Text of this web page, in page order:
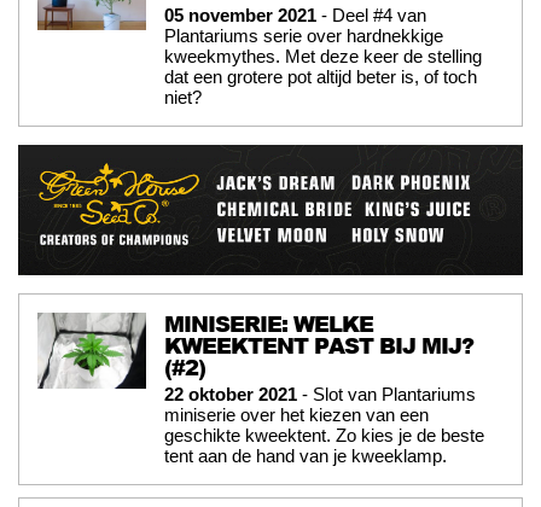
05 november 2021 - Deel #4 van
Plantariums serie over hardnekkige
kweekmythes. Met deze keer de stelling
dat een grotere pot altijd beter is, of toch
niet?
MINISERIE: WELKE
KWEEKTENT PAST BIJ MIJ?
(#2)
22 oktober 2021 - Slot van Plantariums
miniserie over het kiezen van een
geschikte kweektent. Zo kies je de beste
tent aan de hand van je kweeklamp.